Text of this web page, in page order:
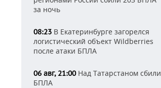
за ночь
08:23 В Екатеринбурге загорелся
логистический объект Wildberries
после атаки БПЛА
06 авг, 21:00Над Татарстаном сбили
БПЛА